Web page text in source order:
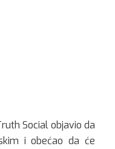
Social objavio da
i obećao da će